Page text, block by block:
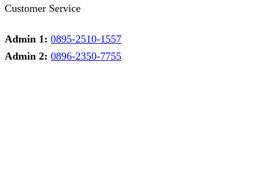
Customer Service
Admin 1: 0895-2510-1557
Admin 2: 0896-2350-7755